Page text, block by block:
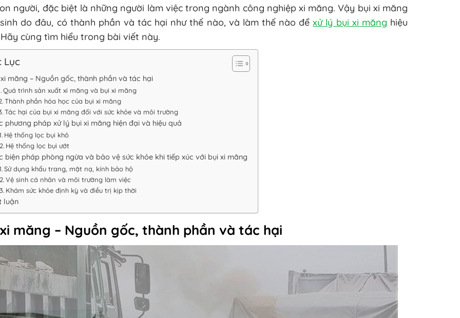
người, đặc biệt là những người làm việc trong ngành công nghiệp xi măng. Vậy bụi xi măng
do đâu, có thành phần và tác hại như thế nào, và làm thế nào đểxử lý bụi xi măng hiệu
cùng tìm hiểu trong bài viết này.
Lục
xi măng – Nguồn gốc, thành phần và tác hại
Quá trình sản xuất xi măng và bụi xi măng
Thành phần hóa học của bụi xi măng
Tác hại của bụi xi măng đối với sức khỏe và môi trường
phương pháp xử lý bụi xi măng hiện đại và hiệu quả
Hệ thống lọc bụi khô
Hệ thống lọc bụi ướt
biện pháp phòng ngừa và bảo vệ sức khỏe khi tiếp xúc với bụi xi măng
Sử dụng khẩu trang, mặt nạ, kính bảo hộ
Vệ sinh cá nhân và môi trường làm việc
Khám sức khỏe định kỳ và điều trị kịp thời
luận
măng – Nguồn gốc, thành phần và tác hại